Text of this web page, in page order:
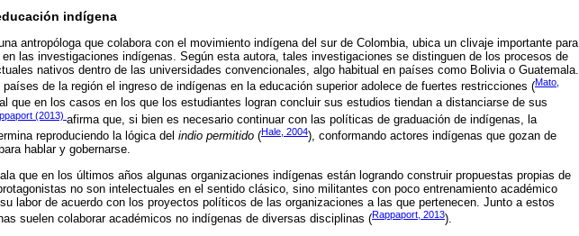
indígena
antropóloga que colabora con el movimiento indígena del sur de Colombia, ubica un clivaje importante para
las investigaciones indígenas. Según esta autora, tales investigaciones se distinguen de los procesos de
nativos dentro de las universidades convencionales, algo habitual en países como Bolivia o Guatemala.
de la región el ingreso de indígenas en la educación superior adolece de fuertes restricciones (Mato,
que en los casos en los que los estudiantes logran concluir sus estudios tiendan a distanciarse de sus
(2013) afirma que, si bien es necesario continuar con las políticas de graduación de indígenas, la
reproduciendo la lógica del indio permitido (Hale, 2004), conformando actores indígenas que gozan de
hablar y gobernarse.
que en los últimos años algunas organizaciones indígenas están logrando construir propuestas propias de
no son intelectuales en el sentido clásico, sino militantes con poco entrenamiento académico
labor de acuerdo con los proyectos políticos de las organizaciones a las que pertenecen. Junto a estos
suelen colaborar académicos no indígenas de diversas disciplinas (Rappaport, 2013).